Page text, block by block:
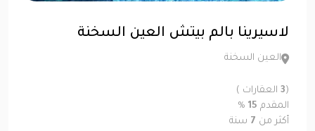
لاسيرينا بالم بيتش العين السخنة
العين السخنة
(
3 العقارات )
المقدم 15
%
أكثر من 7 سنة